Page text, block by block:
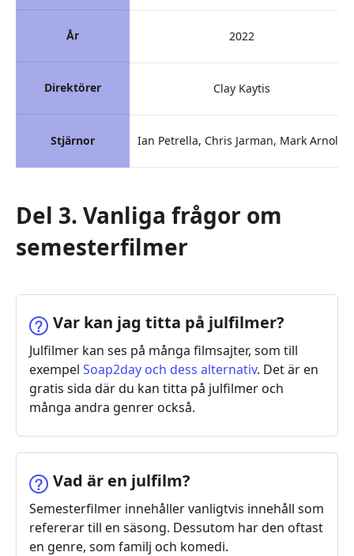
År
Direktörer
Stjärnor
2022
Clay Kaytis
Ian Petrella, Chris Jarman, Mark Arnold
Del 3. Vanliga frågor om
semesterfilmer
Var kan jag titta på julfilmer?
Julfilmer kan ses på många filmsajter, som till
exempel Soap2day och dess alternativ. Det är en
gratis sida där du kan titta på julfilmer och
många andra genrer också.
Vad är en julfilm?
Semesterfilmer innehåller vanligtvis innehåll som
refererar till en säsong. Dessutom har den oftast
en genre, som familj och komedi.